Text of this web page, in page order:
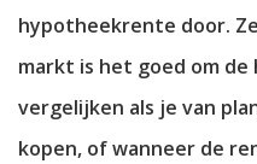
hypotheekrente door.
markt is het goed om
vergelijken als je van
kopen, of wanneer de